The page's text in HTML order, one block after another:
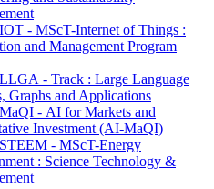
- MScT-Internet of Things :
and Management Program
- Track : Large Language
Graphs and Applications
- AI for Markets and
Investment (AI-MaQI)
- MScT-Energy
: Science Technology &